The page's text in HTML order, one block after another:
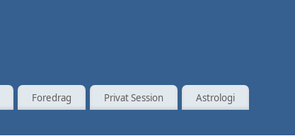
Foredrag Privat Session
Astrologi